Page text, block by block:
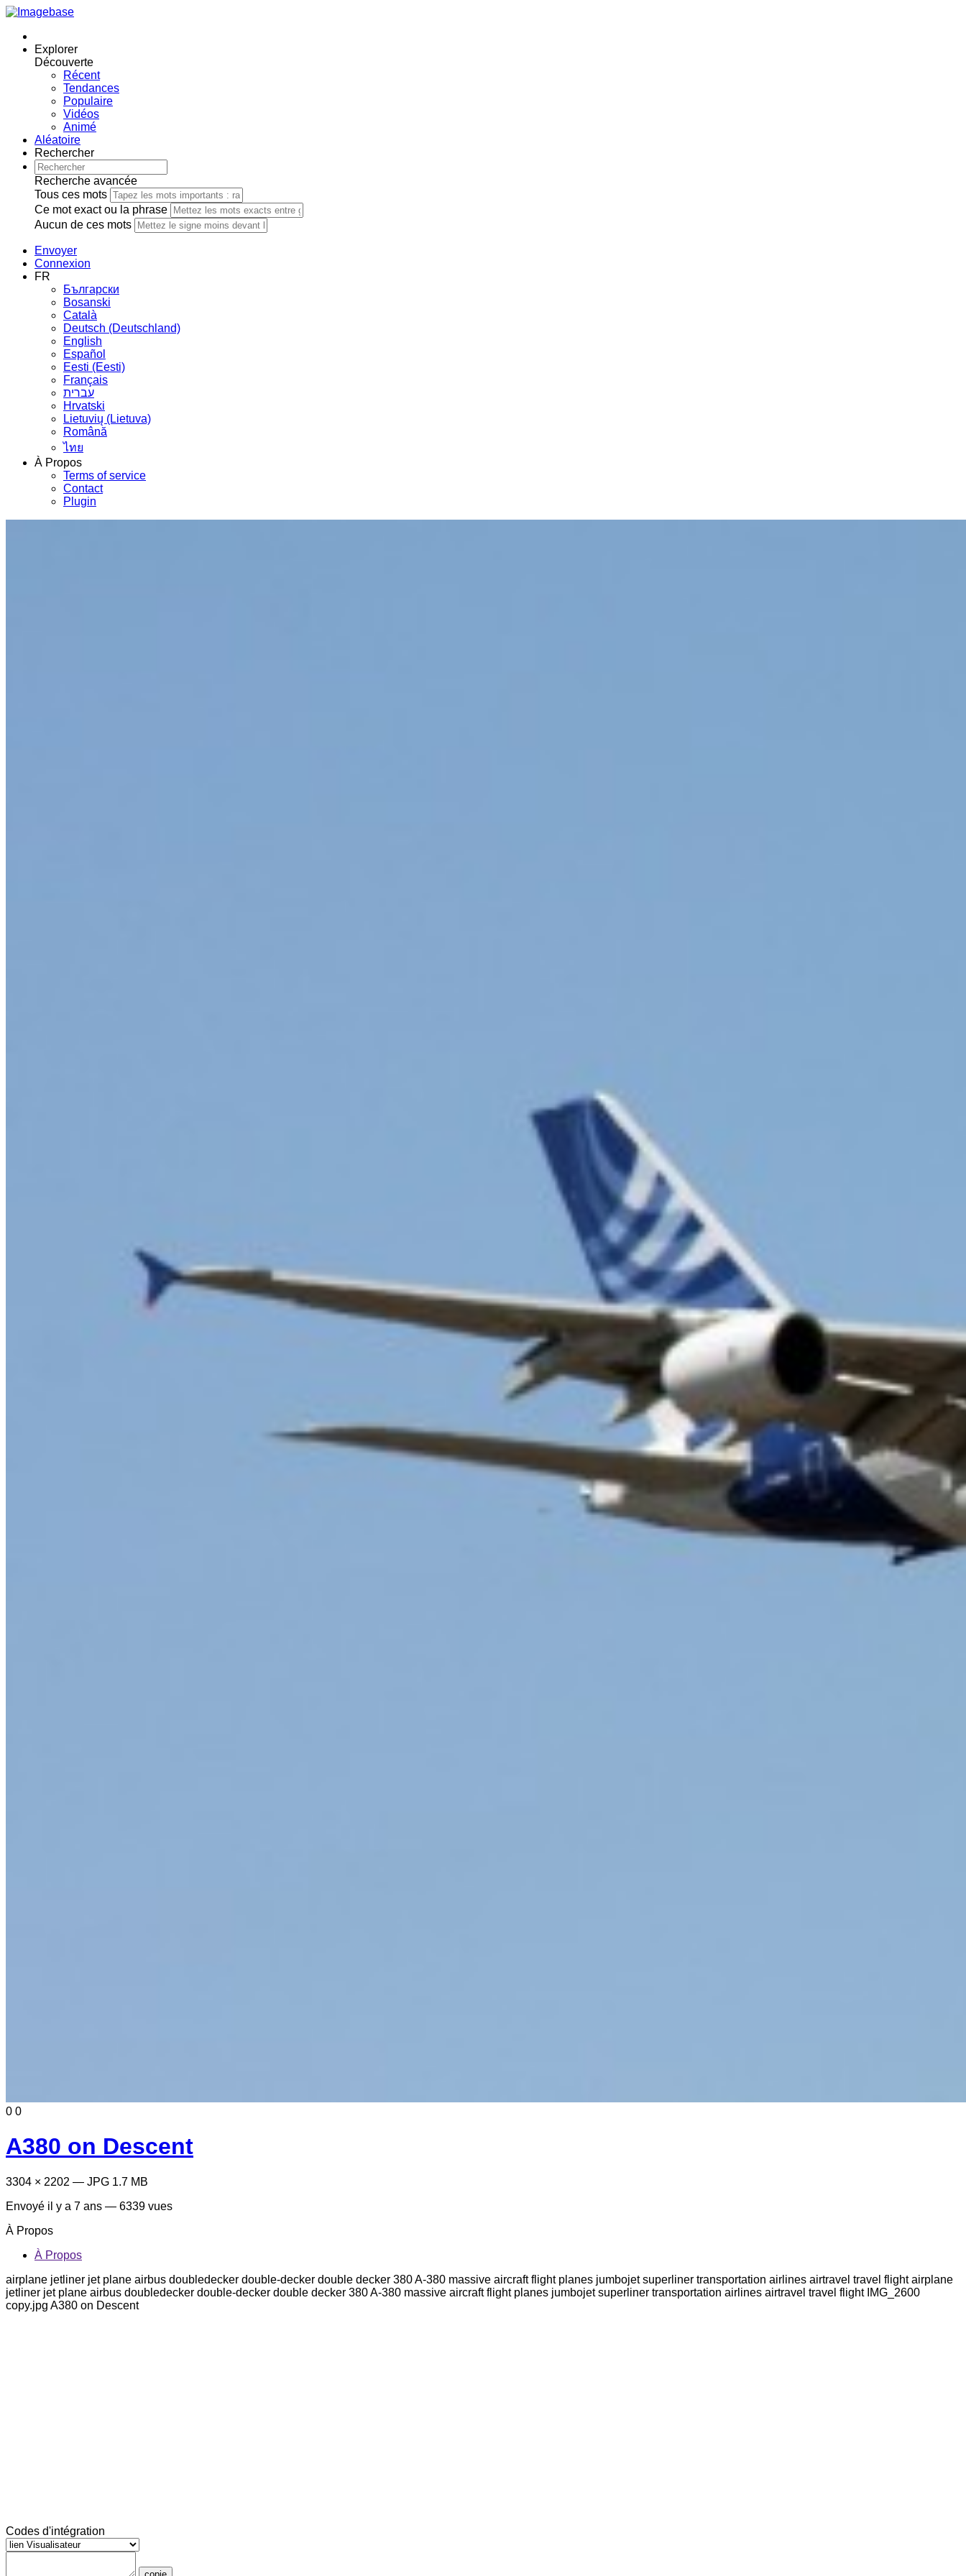
Explorer
Découverte
Récent
Tendances
Populaire
Vidéos
Animé
Aléatoire
Rechercher
Recherche avancée
Tous ces mots
Ce mot exact ou la phrase
Aucun de ces mots
Envoyer
Connexion
FR
Български
Bosanski
Сatalà
Deutsch (Deutschland)
English
Español
Eesti (Eesti)
Français
עברית
Hrvatski
Lietuvių (Lietuva)
Română
ไทย
À Propos
Terms of service
Contact
Plugin
0 0
A380 on Descent
3304 × 2202 — JPG 1.7 MB
Envoyé il y a 7 ans — 6339 vues
À Propos
À Propos
airplane jetliner jet plane airbus doubledecker double-decker double decker 380 A-380 massive aircraft flight planes jumbojet superliner transportation airlines airtravel travel flight airplane
jetliner jet plane airbus doubledecker double-decker double decker 380 A-380 massive aircraft flight planes jumbojet superliner transportation airlines airtravel travel flight IMG_2600
copy.jpg A380 on Descent
Codes d'intégration